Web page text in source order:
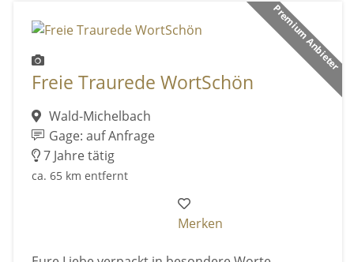
Premium Anbieter
Freie Traurede WortSchön
Wald-Michelbach
Gage: auf Anfrage
7 Jahre tätig
ca. 65 km entfernt
Merken